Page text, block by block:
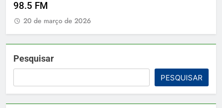
98.5 FM
20 de março de 2026
Pesquisar
PESQUISAR